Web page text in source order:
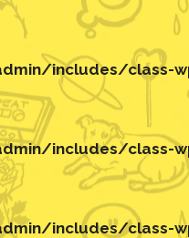
includes/class-
includes/class-
includes/class-